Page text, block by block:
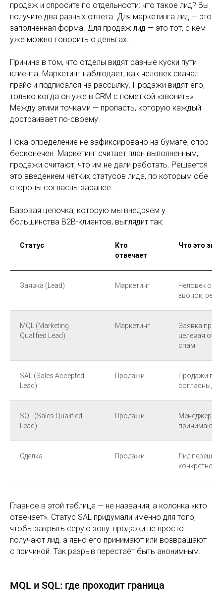
продаж и спросите по отдельности: что такое лид? Вы
получите два разных ответа. Для маркетинга лид — это
заполненная форма. Для продаж лид — это тот, с кем
уже можно говорить о деньгах.
Причина в том, что отделы видят разные куски пути
клиента. Маркетинг наблюдает, как человек скачал
прайс и подписался на рассылку. Продажи видят его,
только когда он уже в CRM с пометкой «звонить».
Между этими точками — пропасть, которую каждый
достраивает по-своему.
Пока определение не зафиксировано на бумаге, спор
бесконечен. Маркетинг считает план выполненным,
продажи считают, что им не дали работать. Решается
это введением чётких статусов лида, по которым обе
стороны согласны заранее.
Базовая цепочка, которую мы внедряем у
большинства B2B-клиентов, выглядит так:
Статус
Кто
отвечает
Что это
Заявка (Lead) Маркетинг
Человек
звонок,
MQL (Marketing
Qualified Lead)
Маркетинг
Заявка
целевая
спам
SAL (Sales Accepted
Lead)
Продажи
Продажи
согласны,
SQL (Sales Qualified
Lead)
Продажи
Менеджер
Сделка Продажи
Лид перешёл
конкретной
Главное в этой таблице — не названия, а колонка «кто
отвечает». Статус SAL придумали именно для того,
чтобы закрыть серую зону: продажи не просто
получают лид, а явно его принимают или возвращают
с причиной. Так разрыв перестаёт быть анонимным.
MQL и SQL: где проходит граница